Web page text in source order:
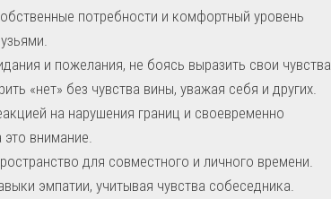
потребности и комфортный уровень
и пожелания, не боясь выразить свои чувства.
«нет» без чувства вины, уважая себя и других.
на нарушения границ и своевременно
внимание.
для совместного и личного времени.
эмпатии, учитывая чувства собеседника.